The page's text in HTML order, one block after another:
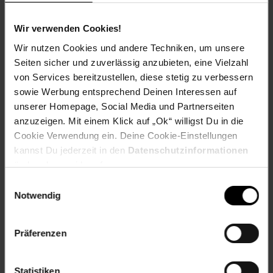
Wir verwenden Cookies!
Wir nutzen Cookies und andere Techniken, um unsere
Seiten sicher und zuverlässig anzubieten, eine Vielzahl
von Services bereitzustellen, diese stetig zu verbessern
sowie Werbung entsprechend Deinen Interessen auf
unserer Homepage, Social Media und Partnerseiten
anzuzeigen. Mit einem Klick auf „Ok“ willigst Du in die
Cookie Verwendung ein. Deine Cookie-Einstellungen
kannst Du jederzeit in den Datenschutzinformationen
ändern bzw. widerrufen.
Notwendig
Präferenzen
Statistiken
Bewertungen
Versandinformationen
Herstellerinformationen
Fußzeile
Weitere Online-Angebote
Netto Reisen TV-Shop Weinwelt